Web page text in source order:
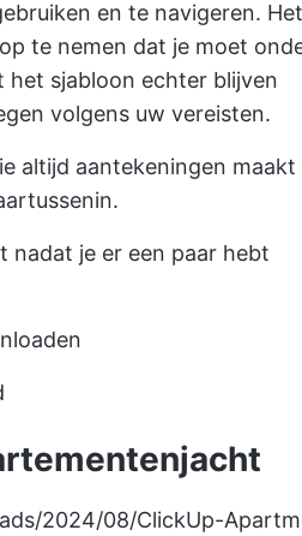
en te navigeren.
te nemen dat je moet
het sjabloon echter blijven
volgens uw vereisten.
altijd aantekeningen maakt
nadat je er een paar hebt
2024/08/ClickUp-